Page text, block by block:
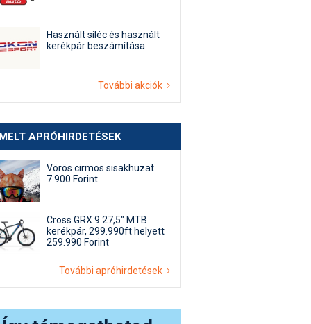
Használt síléc és használt
kerékpár beszámítása
További akciók
APRÓHIRDETÉSEK
Vörös cirmos sisakhuzat
7.900 Forint
Cross GRX 9 27,5" MTB
kerékpár, 299.990ft helyett
259.990 Forint
További apróhirdetések